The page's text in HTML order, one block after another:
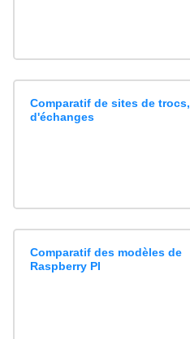
Comparatif de sites de trocs,
d'échanges
Comparatif des modèles de
Raspberry PI